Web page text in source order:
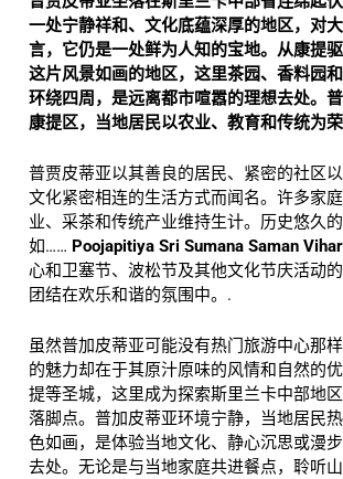
一处宁静祥和、文化底蕴深厚的地区，对
言，它仍是一处鲜为人知的宝地。从康提
这片风景如画的地区，这里茶园、香料园
环绕四周，是远离都市喧嚣的理想去处。
康提区，当地居民以农业、教育和传统为
普贾皮蒂亚以其善良的居民、紧密的社区
文化紧密相连的生活方式而闻名。许多家
业、采茶和传统产业维持生计。历史悠久
如…… Poojapitiya Sri Sumana Saman
心和卫塞节、波松节及其他文化节庆活动
团结在欢乐和谐的氛围中。.
虽然普加皮蒂亚可能没有热门旅游中心那
的魅力却在于其原汁原味的风情和自然的
提等圣城，这里成为探索斯里兰卡中部地
落脚点。普加皮蒂亚环境宁静，当地居民
色如画，是体验当地文化、静心沉思或漫
去处。无论是与当地家庭共进餐点，聆听